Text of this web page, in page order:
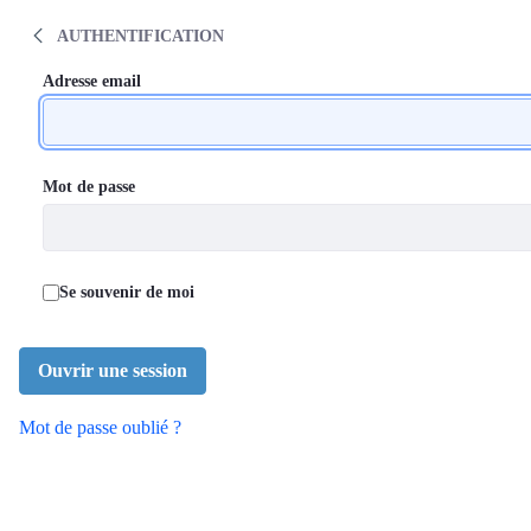
AUTHENTIFICATION
Authentification
Authentification
Adresse email
Mot de passe
Se souvenir de moi
Ouvrir une session
Mot de passe oublié ?